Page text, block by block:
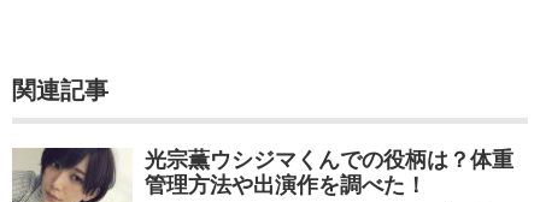
関連記事
光宗薫ウシジマくんでの役柄は？体重
管理方法や出演作を調べた！